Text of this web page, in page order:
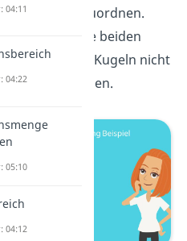
Kugeln anzuordnen.
also jeweils die beiden
die 4 blauen Kugeln nicht
unterscheiden.
04:11
04:22
05:10
04:12